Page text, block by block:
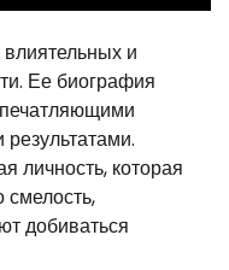
и
Ее биография
личность, которая
добиваться